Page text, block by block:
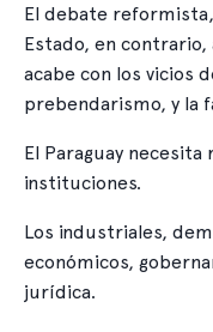
El debate
Estado, en
acabe con los vicios
prebendarismo, y la
El Paraguay
instituciones.
Los industriales,
económicos,
jurídica.